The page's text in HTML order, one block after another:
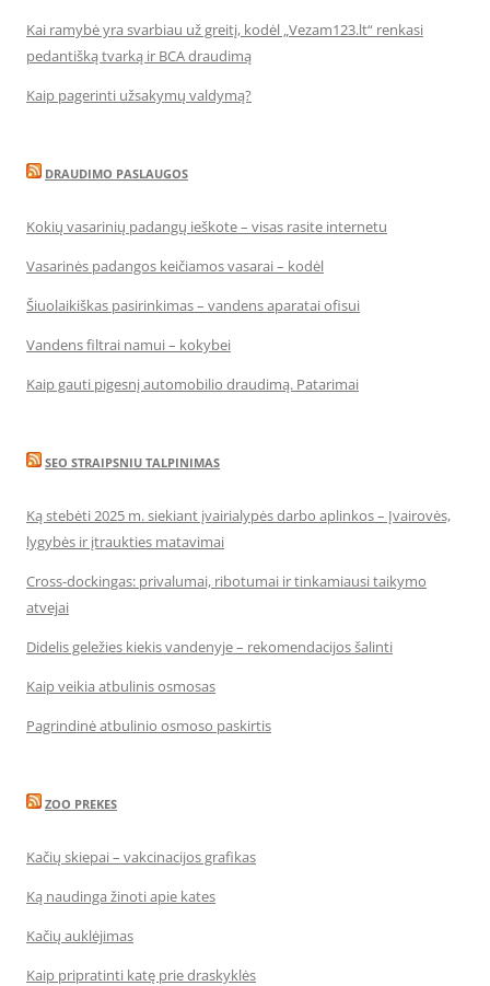
Kai ramybė yra svarbiau už greitį, kodėl „Vezam123.lt“ renkasi
pedantišką tvarką ir BCA draudimą
Kaip pagerinti užsakymų valdymą?
DRAUDIMO PASLAUGOS
Kokių vasarinių padangų ieškote – visas rasite internetu
Vasarinės padangos keičiamos vasarai – kodėl
Šiuolaikiškas pasirinkimas – vandens aparatai ofisui
Vandens filtrai namui – kokybei
Kaip gauti pigesnį automobilio draudimą. Patarimai
SEO STRAIPSNIU TALPINIMAS
Ką stebėti 2025 m. siekiant įvairialypės darbo aplinkos – Įvairovės,
lygybės ir įtraukties matavimai
Cross-dockingas: privalumai, ribotumai ir tinkamiausi taikymo
atvejai
Didelis geležies kiekis vandenyje – rekomendacijos šalinti
Kaip veikia atbulinis osmosas
Pagrindinė atbulinio osmoso paskirtis
ZOO PREKES
Kačių skiepai – vakcinacijos grafikas
Ką naudinga žinoti apie kates
Kačių auklėjimas
Kaip pripratinti katę prie draskyklės